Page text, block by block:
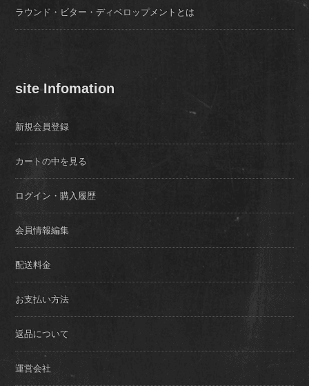
ラウンド・ビター・ディベロップメントとは
site Infomation
新規会員登録
カートの中を見る
ログイン・購入履歴
会員情報編集
配送料金
お支払い方法
返品について
運営会社